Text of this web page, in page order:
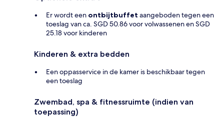
Er wordt een ontbijtbuffet aangeboden tegen een
toeslag van ca. SGD 50.86 voor volwassenen en SGD
25.18 voor kinderen
Kinderen & extra bedden
Een oppasservice in de kamer is beschikbaar tegen
een toeslag
Zwembad, spa & fitnessruimte (indien van
toepassing)